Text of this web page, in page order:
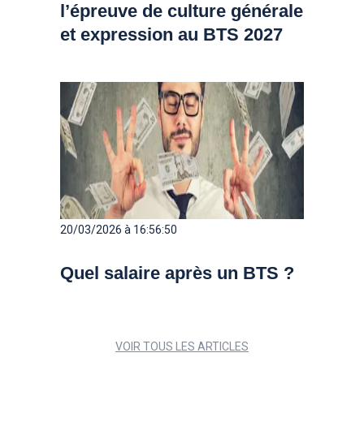
l’épreuve de culture générale
et expression au BTS 2027
20/03/2026 à 16:56:50
Quel salaire après un BTS ?
VOIR TOUS LES ARTICLES